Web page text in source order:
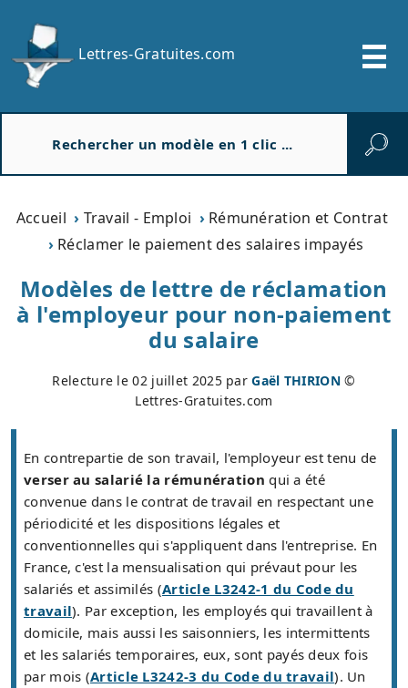
Lettres-Gratuites.com
Accueil Travail - Emploi
Rémunération et Contrat
Réclamer le paiement des salaires impayés
Modèles de lettre de réclamation
à l'employeur pour non-paiement
du salaire
Relecture le02 juillet 2025parGaël THIRION©
Lettres-Gratuites.com
En contrepartie de son travail, l'employeur est tenu de
verser au salarié la rémunération qui a été
convenue dans le contrat de travail en respectant une
périodicité et les dispositions légales et
conventionnelles qui s'appliquent dans l'entreprise. En
France, c'est la mensualisation qui prévaut pour les
salariés et assimilés (Article L3242-1 du Code du
travail). Par exception, les employés qui travaillent à
domicile, mais aussi les saisonniers, les intermittents
et les salariés temporaires, eux, sont payés deux fois
par mois (Article L3242-3 du Code du travail). Un